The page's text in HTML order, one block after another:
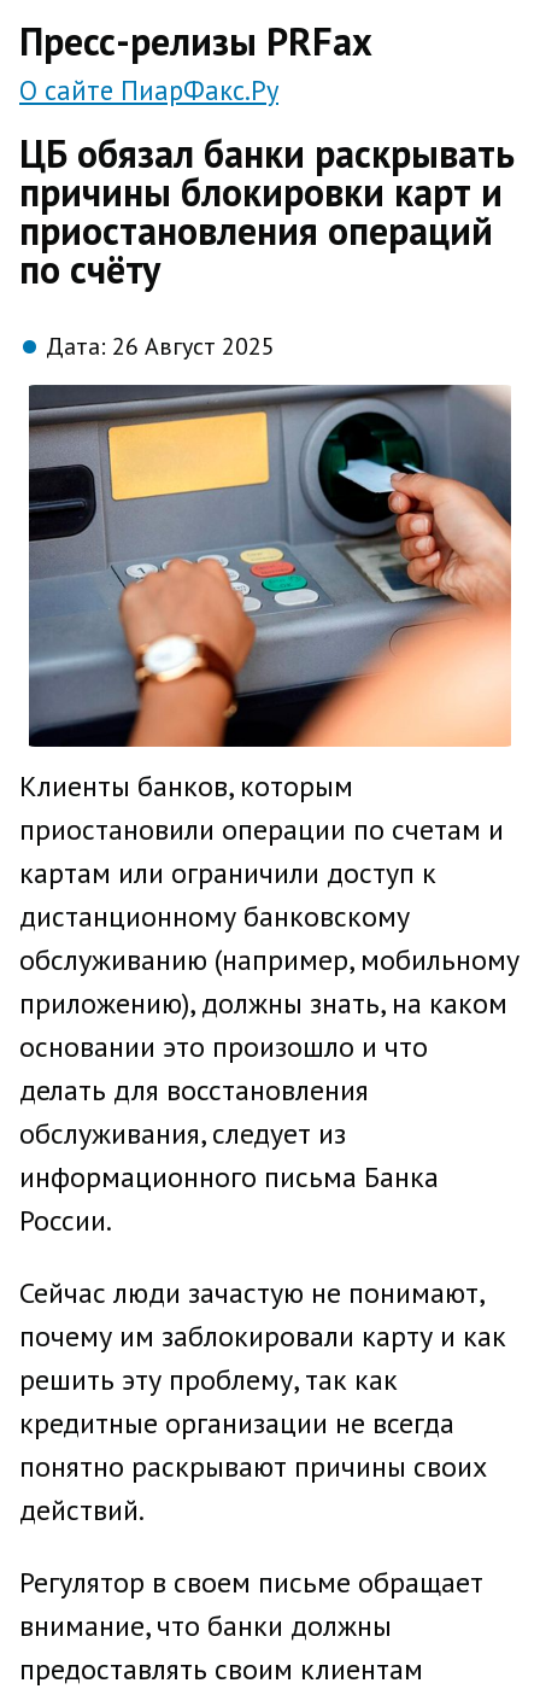
Пресс-релизы PRFax
О сайте ПиарФакс.Ру
ЦБ обязал банки раскрывать
причины блокировки карт и
приостановления операций
по счёту
Дата: 26 Август 2025
Клиенты банков, которым
приостановили операции по счетам и
картам или ограничили доступ к
дистанционному банковскому
обслуживанию (например, мобильному
приложению), должны знать, на каком
основании это произошло и что
делать для восстановления
обслуживания, следует из
информационного письма Банка
России.
Сейчас люди зачастую не понимают,
почему им заблокировали карту и как
решить эту проблему, так как
кредитные организации не всегда
понятно раскрывают причины своих
действий.
Регулятор в своем письме обращает
внимание, что банки должны
предоставлять своим клиентам